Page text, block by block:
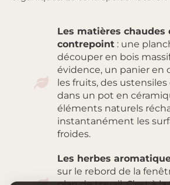
Les matières chaudes
contrepoint : une
découper en bois
évidence, un panier en
les fruits, des ustensiles
dans un pot en
éléments naturels
instantanément les
froides.
Les herbes
sur le rebord de la